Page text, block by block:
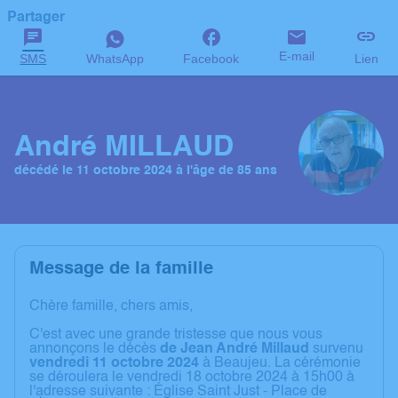
Partager
SMS WhatsApp Facebook E-mail Lien
André MILLAUD
décédé le 11 octobre 2024 à l'âge de 85 ans
Message de la famille
Chère famille, chers amis,
C'est avec une grande tristesse que nous vous
annonçons le décès de Jean André Millaud survenu
vendredi 11 octobre 2024 à Beaujeu. La cérémonie
se déroulera le vendredi 18 octobre 2024 à 15h00 à
l'adresse suivante : Église Saint Just - Place de